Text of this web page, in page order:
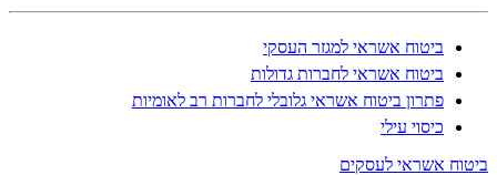
ביטוח אשראי למגזר העסקי
ביטוח אשראי לחברות גדולות
פתרון ביטוח אשראי גלובלי לחברות רב לאומיות
כיסוי עילי
ביטוח אשראי לעסקים